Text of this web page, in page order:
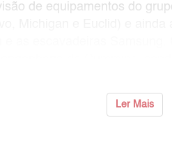
de equipamentos do
Ler Mais